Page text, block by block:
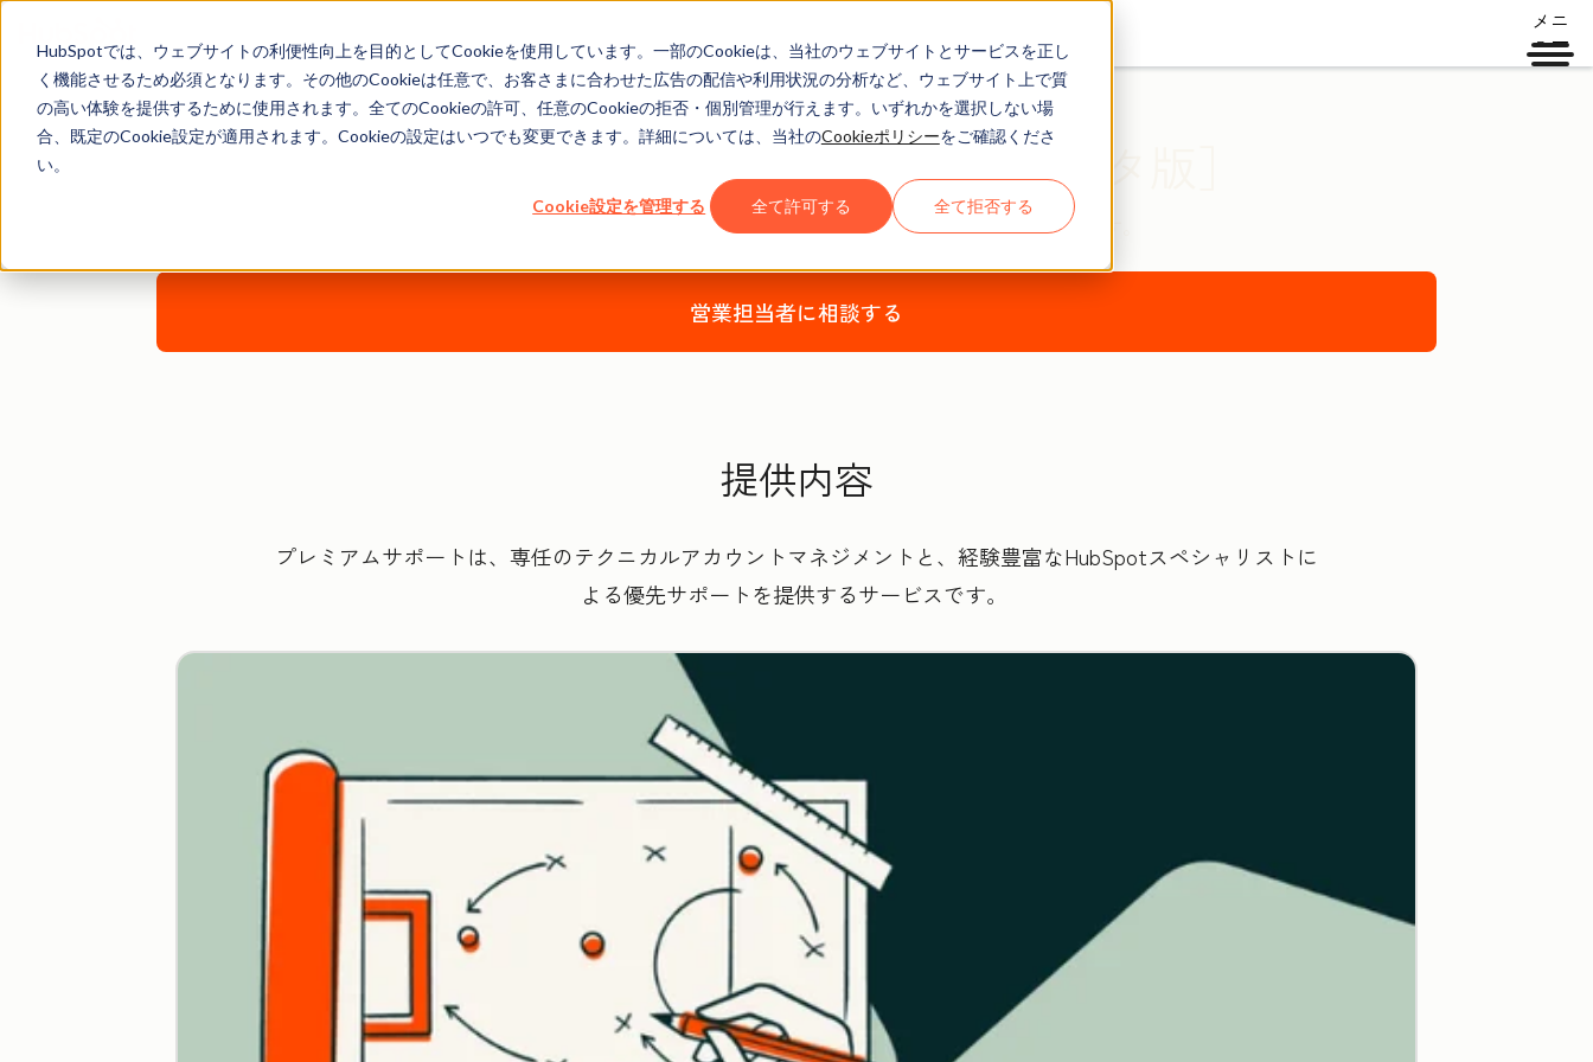
HubSpotでは、ウェブサイトの利便性向上を目的としてCookieを使用しています。一部のCookieは、当社のウェブサイトとサービスを正し
く機能させるため必須となります。その他のCookieは任意で、お客さまに合わせた広告の配信や利用状況の分析など、ウェブサイト上で質
の高い体験を提供するために使用されます。全てのCookieの許可、任意のCookieの拒否・個別管理が行えます。いずれかを選択しない場
合、既定のCookie設定が適用されます。Cookieの設定はいつでも変更できます。詳細については、当社のCookieポリシーをご確認くださ
い。
Cookie設定を管理する 全て許可する 全て拒否する
メニ
ュー
HubSpotプレミアムサポート［ベータ版］
ビジネスの成長に合わせて、 HubSpotプラットフォームの最適化を支援します。
営業担当者に相談する
提供内容
プレミアムサポートは、専任のテクニカルアカウントマネジメントと、経験豊富なHubSpotスペシャリストに
よる優先サポートを提供するサービスです。